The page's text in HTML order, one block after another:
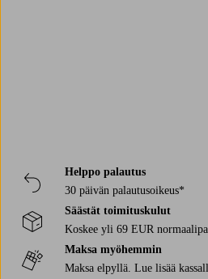
Helppo palautus
30 päivän palautusoikeus*
Säästät toimituskulut
Koskee yli 69 EUR
Maksa myöhemmin
Maksa elpyllä. Lue lisää